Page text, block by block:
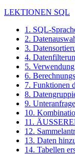
LEKTIONEN SQL
1. SQL-
2.
3.
4.
5.
6.
7. Funktionen
8.
9.
10.
11.
12.
13. Daten
14. Tabellen